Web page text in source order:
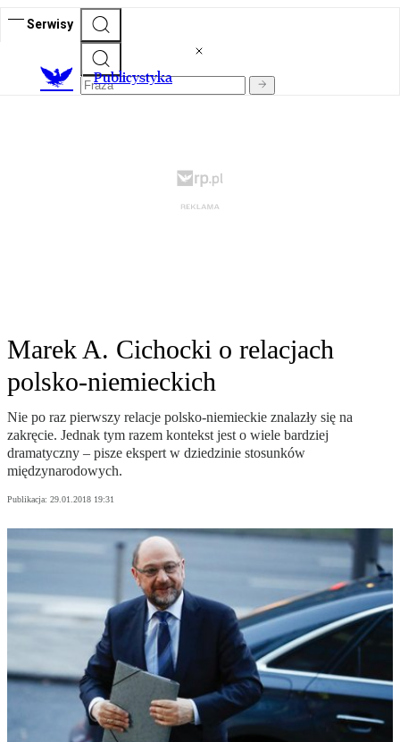
Serwisy
Publicystyka
Marek A. Cichocki o relacjach
polsko-niemieckich
Nie po raz pierwszy relacje polsko-niemieckie znalazły się na
zakręcie. Jednak tym razem kontekst jest o wiele bardziej
dramatyczny – pisze ekspert w dziedzinie stosunków
międzynarodowych.
Publikacja: 29.01.2018 19:31